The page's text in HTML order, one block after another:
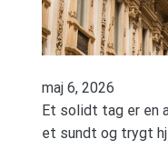
maj 6, 2026
Et solidt tag er
et sundt og trygt